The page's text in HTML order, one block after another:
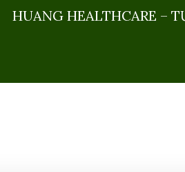
HUANG HEALTHCARE –